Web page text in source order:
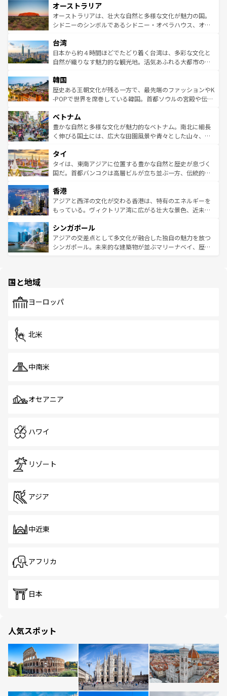
部のニューオーリンズでは、音楽と美食が融合した独特の
文化が魅力。旅行者はアメリカの各地域で異なる魅力を楽
しみながら、その多様性と豊かな歴史を感じることができ
ならではの贅沢な旅のスタイルだ。 なお、新着のアメリカ
情報はコンテンツ一覧を参照してほしい。
ワイ島は見逃せない。また、定番の観光地といえばオアフ
島だが、静かな自然を求めるならマウイ島やカウアイ島が
おすすめ。エメラルドグリーンに輝く海をはじめ、豊かな
れるおもてなしの心で訪れる人々を迎えてくれるハワイの
人々、おいしいローカルフードやハワイアンミュージッ
ク、伝統的なフラダンスなど、すべてがハワイの魅力を彩
ワイを、存分に味わってほしい。 なお、新着のハワイ情報
はコンテンツ一覧を参照してほしい。
オーストラリア
オーストラリアは、壮大な自然と多様な文化が魅力の国。
シドニーのシンボルであるシドニー・オペラハウス、オー
リアリーフや大陸中央部にそびえるウルル（エアーズロッ
ク）、タスマニアの美しい原生林やケアンズの熱帯雨林な
ど、見どころがたくさん。また、カフェやワイン、オージ
いる。アクティビティも充実しており、サーフィンやダイ
ビング、ハイキングなど、アウトドア好きにはたまらな
い。オーストラリアの多彩な魅力を存分に味わいつくそ
参照してほしい。
台湾
日本から約４時間ほどでたどり着く台湾は、多彩な文化と
自然が織りなす魅力的な観光地。活気あふれる大都市の台
ン）、静ひつな山岳地帯である台湾東部など、都市の喧騒
と山間の静けさが共存しており、訪れる人に新しい発見と
驚きをもたらしてくれる。また、奥深い台湾の食文化も魅
容にもいいと評判のスイーツなど、バラエティ豊かな料理
が味わえる。 なお、新着の台湾情報は コンテンツ一覧を参
照してほしい。
韓国
歴史ある王朝文化が残る一方で、最先端のファッションやK
-POPで世界を席巻している韓国。首都ソウルの宮殿や伝統
き、地方に足を延ばせば四季折々の自然美を楽しむことが
できる。そして、キムチや焼肉、絶品のストリートフード
まで、さまざまな韓国料理が待っている。夜には、韓国な
リティに包まれながら、韓国の多彩な魅力を心ゆくまで味
わってみてほしい。 なお、新着の韓国情報はコンテンツ一
覧を参照してほしい。
ベトナム
豊かな自然と多様な文化が魅力的なベトナム。南北に細長
く伸びる国土には、広大な田園風景や青々とした山々、世
急速な発展と共に伝統が息づく。ハノイの古い町並みやホ
ーチミン市のフランス統治時代の建物も、独特の雰囲気を
醸し出している。また、バラエティの豊かさとおいしさで
とつ。フォーやバインミー、ベトナムコーヒーなどは、ぜ
ひ現地で味わいたい。どの地域を訪れてもあたたかい人々
が旅行者を迎えてくれるので、きっと忘れられない旅にな
参照してほしい。
タイ
タイは、東南アジアに位置する豊かな自然と歴史が息づく
国だ。首都バンコクは高層ビルが立ち並ぶ一方、伝統的な
の活気が交差している。北部ではチェンマイなどの山岳地
帯で自然と触れ合い、南部ではプーケットやクラビの美し
いビーチでリゾート気分を楽しむことができる。タイ料理
激する。気候は一年中温暖で、どの季節にも異なる楽しみ
が待っている。親しみやすいタイの人々、仏教を中心とし
た文化、そして多様な観光資源が、訪れる旅人を魅了し続
香港
アジアと西洋の文化が交わる香港は、特有のエネルギーを
もっている。ヴィクトリア湾に広がる壮大な景色、近未来
み、どこを訪れても感動するはず。観光スポットが密集し
ており、効率よく見どころを回れるのも魅力。息をのむよ
うな絶景から文化的な体験まで、香港を存分に楽しみ尽く
シンガポール
アジアの交差点として多文化が融合した独自の魅力を放つ
シンガポール。未来的な建築物が並ぶマリーナベイ、歴史
で、ホーカーズは地元の風情を楽しめる外せないスポット
国と地域
ヨーロッパ
北米
中南米
オセアニア
ハワイ
リゾート
アジア
中近東
アフリカ
日本
人気スポット